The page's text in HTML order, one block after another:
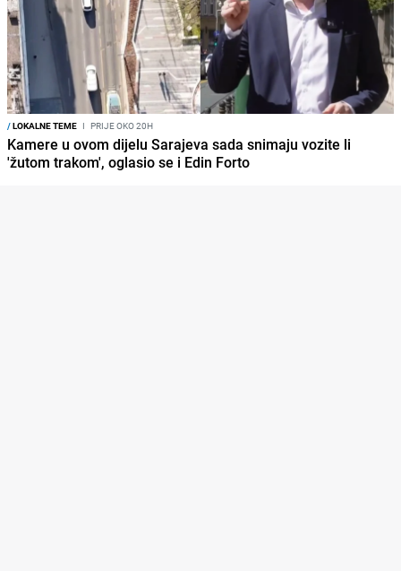
/LOKALNE TEME I PRIJE OKO 20H
Kamere u ovom dijelu Sarajeva sada snimaju vozite li
'žutom trakom', oglasio se i Edin Forto